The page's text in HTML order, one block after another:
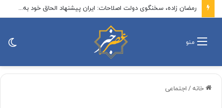
رمضان زاده، سخنگوی دولت اصلاحات: ایران پیشنهاد الحاق خود به توافق مکه را مطرح کند / الان زمان پیشنهاد یک پیمان منطقه‌ای بدون اسرائیل است
منو
خانه / اجتماعی